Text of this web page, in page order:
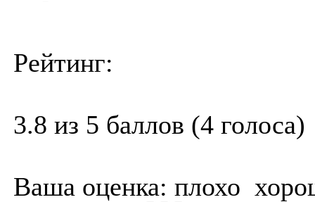
Рейтинг:
3.8 из 5 баллов (4 голоса)
Ваша оценка: плохо